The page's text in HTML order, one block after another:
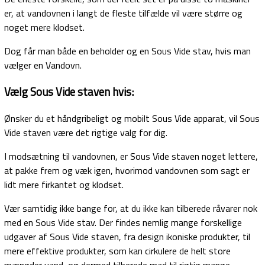
er, at vandovnen i langt de fleste tilfælde vil være større og
noget mere klodset.
Dog får man både en beholder og en Sous Vide stav, hvis man
vælger en Vandovn.
Vælg Sous Vide staven hvis:
Ønsker du et håndgribeligt og mobilt Sous Vide apparat, vil Sous
Vide staven være det rigtige valg for dig.
I modsætning til vandovnen, er Sous Vide staven noget lettere,
at pakke frem og væk igen, hvorimod vandovnen som sagt er
lidt mere firkantet og klodset.
Vær samtidig ikke bange for, at du ikke kan tilberede råvarer nok
med en Sous Vide stav. Der findes nemlig mange forskellige
udgaver af Sous Vide staven, fra design ikoniske produkter, til
mere effektive produkter, som kan cirkulere de helt store